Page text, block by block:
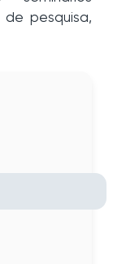
pesquisa,